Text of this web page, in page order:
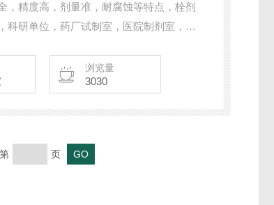
精度高，剂量准，耐腐蚀等特点，栓剂
科研单位，药厂试制室，医院制剂室，肛
浏览量
3030
页